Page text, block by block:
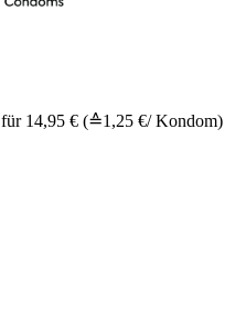
für 14,95 € (≙1,25 €/ Kondom)